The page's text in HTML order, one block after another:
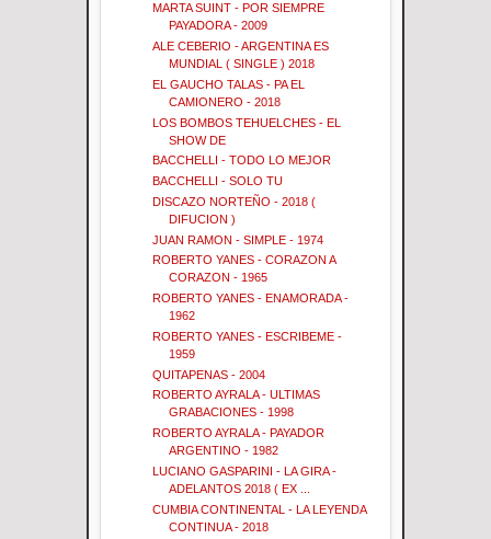
MARTA SUINT - POR SIEMPRE
PAYADORA - 2009
ALE CEBERIO - ARGENTINA ES
MUNDIAL ( SINGLE ) 2018
EL GAUCHO TALAS - PA EL
CAMIONERO - 2018
LOS BOMBOS TEHUELCHES - EL
SHOW DE
BACCHELLI - TODO LO MEJOR
BACCHELLI - SOLO TU
DISCAZO NORTEÑO - 2018 (
DIFUCION )
JUAN RAMON - SIMPLE - 1974
ROBERTO YANES - CORAZON A
CORAZON - 1965
ROBERTO YANES - ENAMORADA -
1962
ROBERTO YANES - ESCRIBEME -
1959
QUITAPENAS - 2004
ROBERTO AYRALA - ULTIMAS
GRABACIONES - 1998
ROBERTO AYRALA - PAYADOR
ARGENTINO - 1982
LUCIANO GASPARINI - LA GIRA -
ADELANTOS 2018 ( EX ...
CUMBIA CONTINENTAL - LA LEYENDA
CONTINUA - 2018